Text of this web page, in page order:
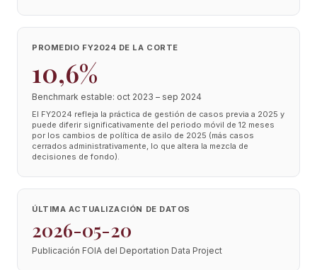
PROMEDIO FY2024 DE LA CORTE
10,6%
Benchmark estable: oct 2023 – sep 2024
El FY2024 refleja la práctica de gestión de casos previa a 2025 y
puede diferir significativamente del periodo móvil de 12 meses
por los cambios de política de asilo de 2025 (más casos
cerrados administrativamente, lo que altera la mezcla de
decisiones de fondo).
ÚLTIMA ACTUALIZACIÓN DE DATOS
2026-05-20
Publicación FOIA del Deportation Data Project